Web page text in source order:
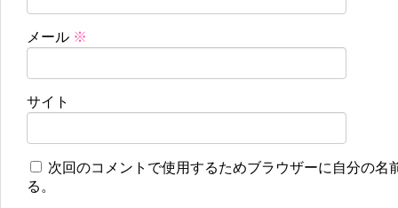
メール ※
サイト
次回のコメントで使用するためブラウザーに自分の名
る。